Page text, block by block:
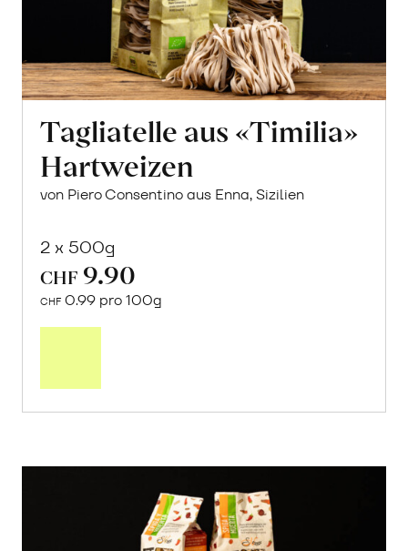
Tagliatelle aus «Timilia»
Hartweizen
von Piero Consentino aus Enna, Sizilien
2 x 500g
CHF 9.90
CHF 0.99 pro 100g